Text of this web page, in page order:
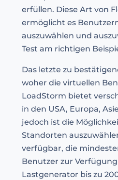
erfüllen. Diese Art von
ermöglicht es
auszuwählen und
Test am richtigen
Das letzte zu
woher die virtuellen
LoadStorm bietet
in den USA, Europa,
jedoch ist die
Standorten
verfügbar, die
Benutzer zur
Lastgenerator bis zu